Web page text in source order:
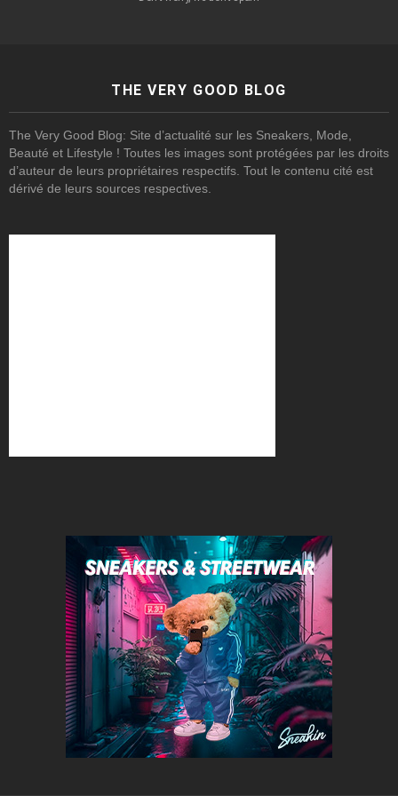
THE VERY GOOD BLOG
The Very Good Blog: Site d’actualité sur les Sneakers, Mode,
Beauté et Lifestyle ! Toutes les images sont protégées par les droits
d’auteur de leurs propriétaires respectifs. Tout le contenu cité est
dérivé de leurs sources respectives.